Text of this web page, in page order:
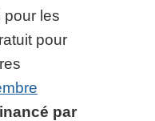
pour les
pour
par